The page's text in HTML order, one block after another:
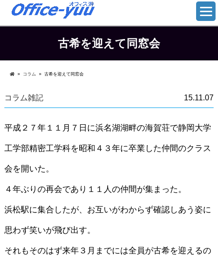
古希を迎えて同窓会
» コラム » 古希を迎えて同窓会
コラム雑記 15.11.07
平成２７年１１月７日に浜名湖湖畔の海賀荘で静岡大学
工学部精密工学科を昭和４３年に卒業した仲間のクラス
会を開いた。
４年ぶりの再会であり１１人の仲間が集まった。
浜松駅に集合したが、お互いがわからず確認しあう姿に
思わず笑いが飛び出す。
それもそのはず来年３月までには全員が古希を迎えるの